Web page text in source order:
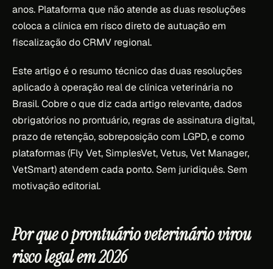
anos. Plataforma que não atende as duas resoluções
coloca a clínica em risco direto de autuação em
fiscalização do CRMV regional.
Este artigo é o resumo técnico das duas resoluções
aplicado à operação real de clínica veterinária no
Brasil. Cobre o que diz cada artigo relevante, dados
obrigatórios no prontuário, regras de assinatura digital,
prazo de retenção, sobreposição com LGPD, e como
plataformas (Fly Vet, SimplesVet, Vetus, Vet Manager,
VetSmart) atendem cada ponto. Sem juridiquês. Sem
motivação editorial.
Por que o prontuário veterinário virou
risco legal em 2026